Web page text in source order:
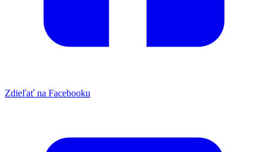
Zdieľať na Facebooku